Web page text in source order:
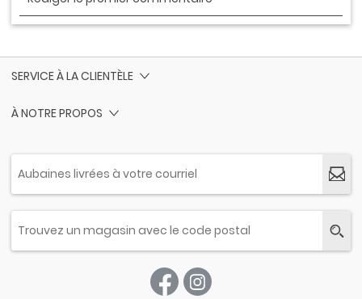
SERVICE À LA CLIENTÈLE
À NOTRE PROPOS